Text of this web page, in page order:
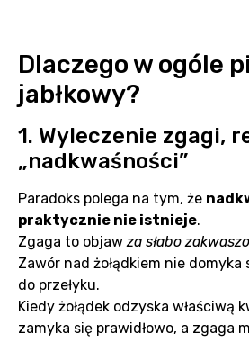
Dlaczego w ogóle
jabłkowy?
1. Wyleczenie zgagi,
„nadkwaśności”
Paradoks polega na tym, że
praktycznie nie istnieje.
Zgaga to objawza słabo
Zawór nad żołądkiem nie
do przełyku.
Kiedy żołądek odzyska właściwą
zamyka się prawidłowo, a zgaga